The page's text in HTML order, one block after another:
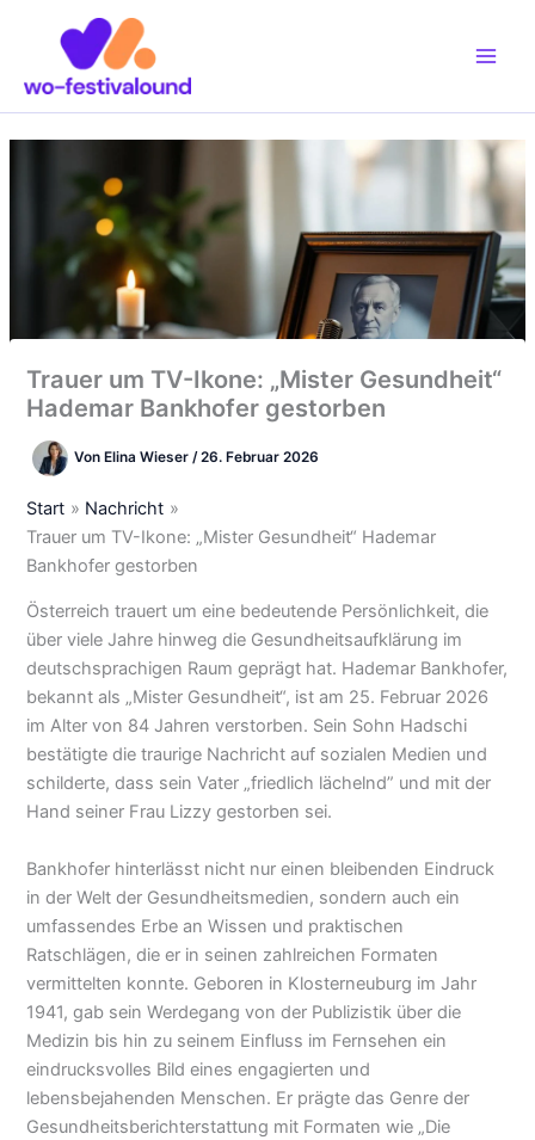
Trauer um TV-Ikone: „Mister Gesundheit“
Hademar Bankhofer gestorben
Von Elina Wieser/26. Februar 2026
Start
Nachricht
Trauer um TV-Ikone: „Mister Gesundheit“ Hademar
Bankhofer gestorben
Österreich trauert um eine bedeutende Persönlichkeit, die
über viele Jahre hinweg die Gesundheitsaufklärung im
deutschsprachigen Raum geprägt hat. Hademar Bankhofer,
bekannt als „Mister Gesundheit“, ist am 25. Februar 2026
im Alter von 84 Jahren verstorben. Sein Sohn Hadschi
bestätigte die traurige Nachricht auf sozialen Medien und
schilderte, dass sein Vater „friedlich lächelnd” und mit der
Hand seiner Frau Lizzy gestorben sei.
Bankhofer hinterlässt nicht nur einen bleibenden Eindruck
in der Welt der Gesundheitsmedien, sondern auch ein
umfassendes Erbe an Wissen und praktischen
Ratschlägen, die er in seinen zahlreichen Formaten
vermittelten konnte. Geboren in Klosterneuburg im Jahr
1941, gab sein Werdegang von der Publizistik über die
Medizin bis hin zu seinem Einfluss im Fernsehen ein
eindrucksvolles Bild eines engagierten und
lebensbejahenden Menschen. Er prägte das Genre der
Gesundheitsberichterstattung mit Formaten wie „Die